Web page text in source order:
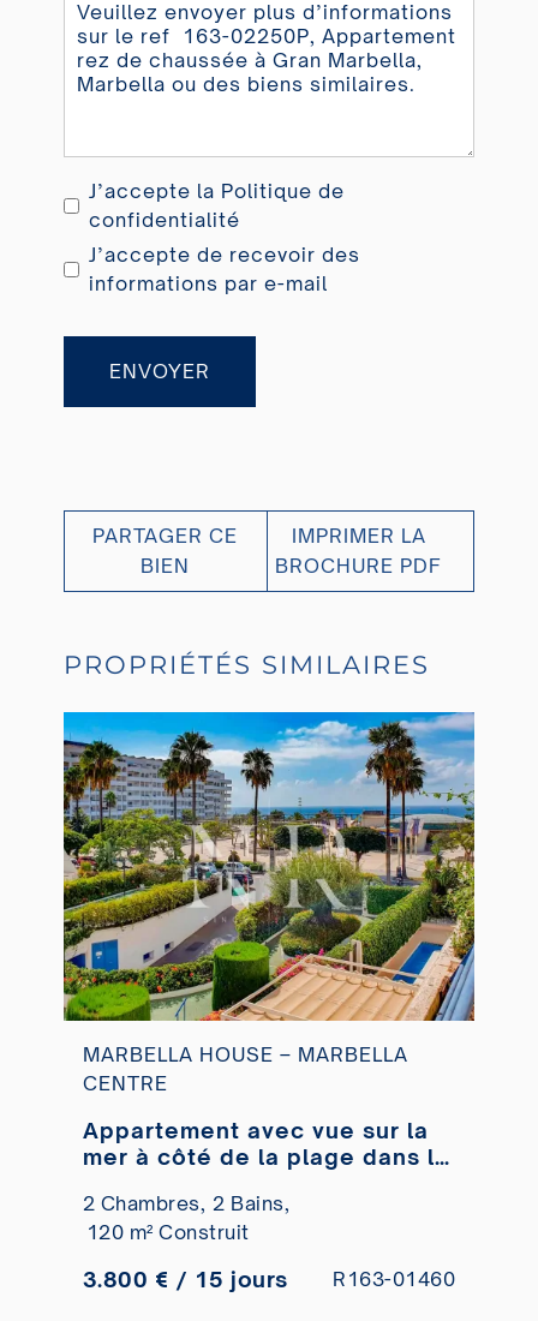
J’accepte la Politique de
confidentialité
J’accepte de recevoir des
informations par e-mail
ENVOYER
PARTAGER CE
BIEN
IMPRIMER LA
BROCHURE PDF
PROPRIÉTÉS SIMILAIRES
MARBELLA HOUSE – MARBELLA
CENTRE
Appartement avec vue sur la
mer à côté de la plage dans le
2 Chambres, 2 Bains,
120 m² Construit
3.800 € / 15 jours R163-01460